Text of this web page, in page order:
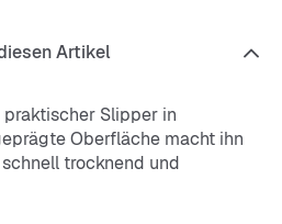
Artikel
praktischer Slipper in
Oberfläche macht ihn
trocknend und
Tage. Einfach